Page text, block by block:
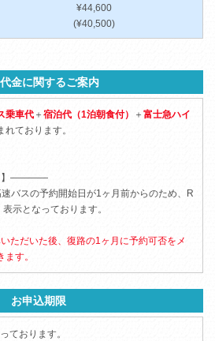
¥44,600
(¥40,500)
金に関するご案内
乗車代 ＋ 宿泊代（1泊朝食付） ＋ 富士急ハイ
れております。
】――――
バスの予約開始日が1ヶ月前からのため、R
示となっております。
ただいた後、復路の1ヶ月に予約可否をメ
す。
お申込期限
ております。